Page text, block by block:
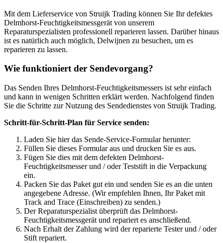
Mit dem Lieferservice von Struijk Trading können Sie Ihr defektes
Delmhorst-Feuchtigkeitsmessgerät von unserem
Reparaturspezialisten professionell reparieren lassen. Darüber hinaus
ist es natürlich auch möglich, Delwijnen zu besuchen, um es
reparieren zu lassen.
Wie funktioniert der Sendevorgang?
Das Senden Ihres Delmhorst-Feuchtigkeitsmessers ist sehr einfach
und kann in wenigen Schritten erklärt werden. Nachfolgend finden
Sie die Schritte zur Nutzung des Sendedienstes von Struijk Trading.
Schritt-für-Schritt-Plan für Service senden:
Laden Sie hier das Sende-Service-Formular herunter:
Füllen Sie dieses Formular aus und drucken Sie es aus.
Fügen Sie dies mit dem defekten Delmhorst-
Feuchtigkeitsmesser und / oder Teststift in die Verpackung
ein.
Packen Sie das Paket gut ein und senden Sie es an die unten
angegebene Adresse. (Wir empfehlen Ihnen, Ihr Paket mit
Track and Trace (Einschreiben) zu senden.)
Der Reparaturspezialist überprüft das Delmhorst-
Feuchtigkeitsmessgerät und repariert es anschließend.
Nach Erhalt der Zahlung wird der reparierte Tester und / oder
Stift repariert.